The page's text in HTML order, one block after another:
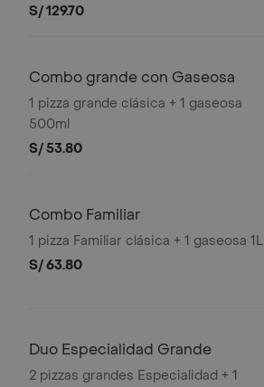
S/ 129.70
Combo grande con Gaseosa
1 pizza grande clásica + 1 gaseosa
500ml
S/ 53.80
Combo Familiar
1 pizza Familiar clásica + 1 gaseosa 1L
S/ 63.80
Duo Especialidad Grande
2 pizzas grandes Especialidad + 1